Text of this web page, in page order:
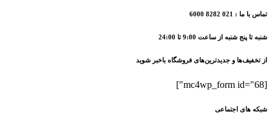
تماس با ما : 021 8282 6000
شنبه تا پنج شنبه از ساعت 9:00 تا 24:00
از تخفیف‌ها و جدیدترین‌های فروشگاه باخبر شوید
[mc4wp_form id="68"]
شبکه های اجتماعی